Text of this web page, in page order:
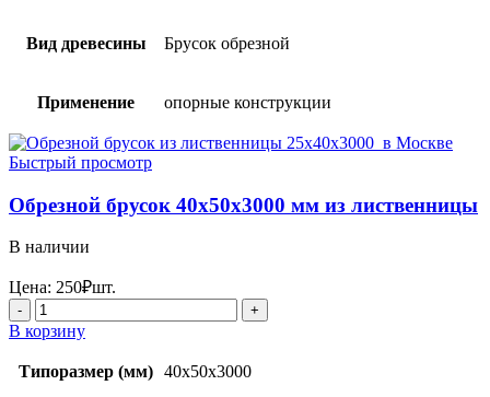
Вид древесины Брусок обрезной
Применение опорные конструкции
Быстрый просмотр
Обрезной брусок 40x50x3000 мм из лиственницы
В наличии
Цена: 250₽шт.
Количество
товара
Обрезной
брусок
40x50x3000 мм
В корзину
Типоразмер (мм) 40x50x3000